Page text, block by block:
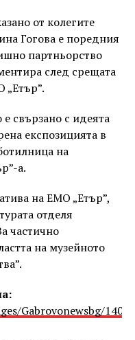
от колегите
Гогова е поредния
партньорство
след срещата
свързано с идеята
експозицията в
на
а.
на ЕМО „Етър”,
отделя
частично
на музейното
Gabrovonewsbg/